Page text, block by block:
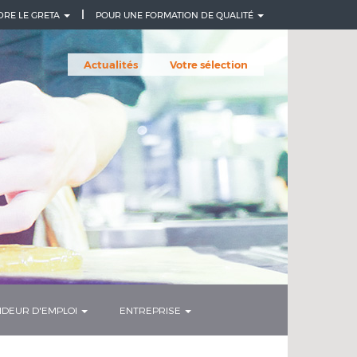
POUR UNE FORMATION DE QUALITÉ
LE GRETA
Actualités Votre sélection
D'EMPLOI ENTREPRISE